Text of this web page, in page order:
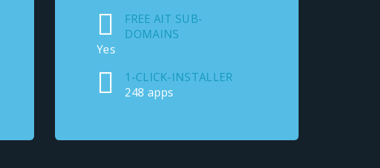
FREE AIT SUB-
DOMAINS
Yes
1-CLICK-INSTALLER
248 apps